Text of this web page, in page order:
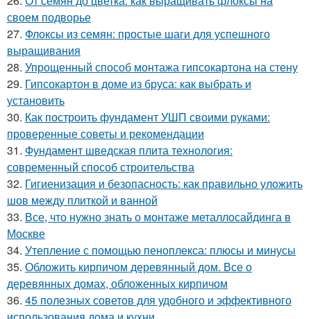
своем подворье
27. Флоксы из семян: простые шаги для успешного
выращивания
28. Упрощенный способ монтажа гипсокартона на стену
29. Гипсокартон в доме из бруса: как выбрать и
установить
30. Как построить фундамент УШП своими руками:
проверенные советы и рекомендации
31. Фундамент шведская плита технология:
современный способ строительства
32. Гигиенизация и безопасность: как правильно уложить
шов между плиткой и ванной
33. Все, что нужно знать о монтаже металлосайдинга в
Москве
34. Утепление с помощью пеноплекса: плюсы и минусы
35. Обложить кирпичом деревянный дом. Все о
деревянных домах, обложенных кирпичом
36. 45 полезных советов для удобного и эффективного